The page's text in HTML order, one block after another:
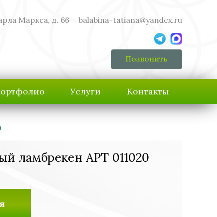
Маркса, д. 66 balabina-tatiana@yandex.ru
Позвонить
Услуги Контакты
ламбрекен АРТ 011020